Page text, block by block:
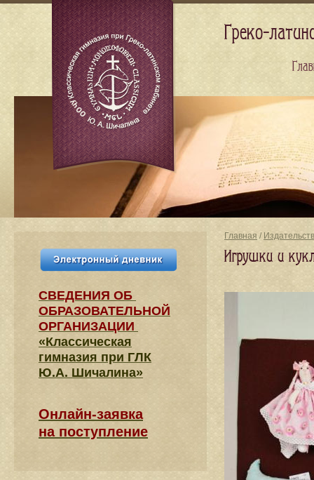
Главная /
Игрушки и
СВЕДЕНИЯ​ ОБ
ОБРАЗОВАТЕЛЬНОЙ
ОРГАНИЗАЦИИ
«Классическая
гимназия при ГЛК
Ю.А. Шичалина»
Онлайн-заявка
на поступление
Греко-